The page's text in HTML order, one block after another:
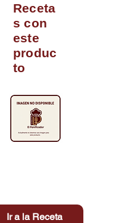
Receta
s con
este
produc
to
Ir a la Receta